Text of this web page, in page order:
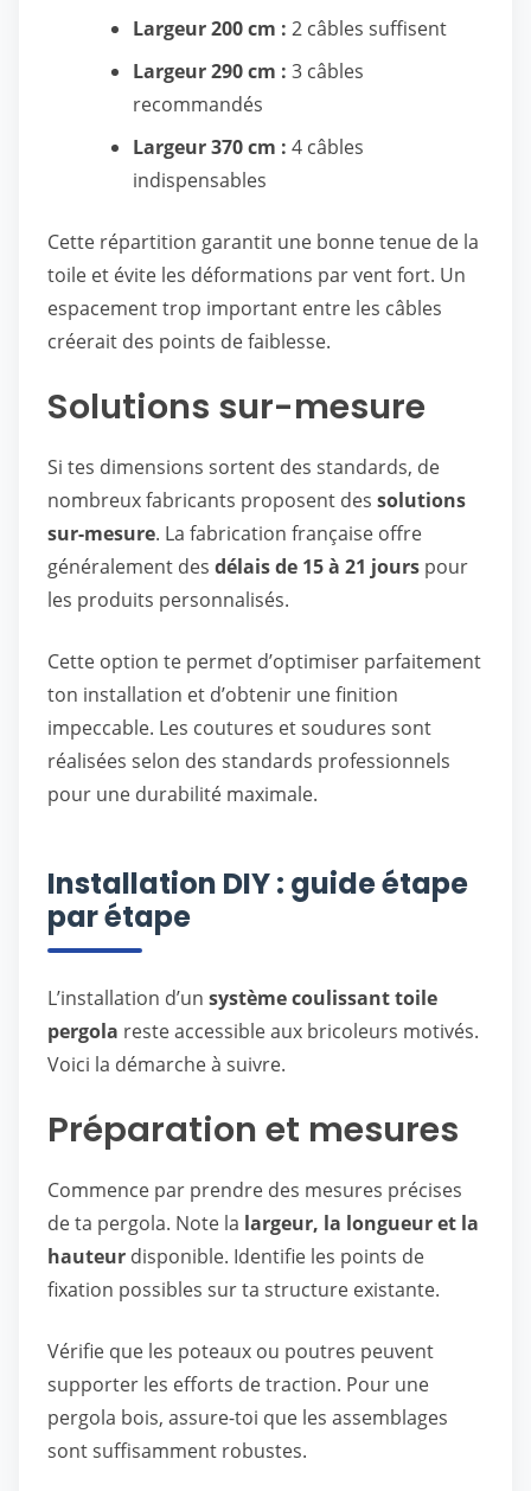
Largeur 200 cm : 2 câbles suffisent
Largeur 290 cm : 3 câbles
recommandés
Largeur 370 cm : 4 câbles
indispensables
Cette répartition garantit une bonne tenue de la
toile et évite les déformations par vent fort. Un
espacement trop important entre les câbles
créerait des points de faiblesse.
Solutions sur-mesure
Si tes dimensions sortent des standards, de
nombreux fabricants proposent des solutions
sur-mesure. La fabrication française offre
généralement des délais de 15 à 21 jours pour
les produits personnalisés.
Cette option te permet d’optimiser parfaitement
ton installation et d’obtenir une finition
impeccable. Les coutures et soudures sont
réalisées selon des standards professionnels
pour une durabilité maximale.
Installation DIY : guide étape
par étape
L’installation d’un système coulissant toile
pergola reste accessible aux bricoleurs motivés.
Voici la démarche à suivre.
Préparation et mesures
Commence par prendre des mesures précises
de ta pergola. Note la largeur, la longueur et la
hauteur disponible. Identifie les points de
fixation possibles sur ta structure existante.
Vérifie que les poteaux ou poutres peuvent
supporter les efforts de traction. Pour une
pergola bois, assure-toi que les assemblages
sont suffisamment robustes.